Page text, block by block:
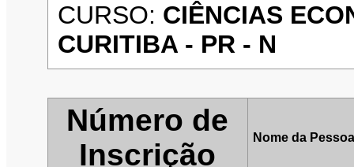
CURSO: CIÊNCIAS
CURITIBA - PR - N
Número de
Inscrição
Nome da